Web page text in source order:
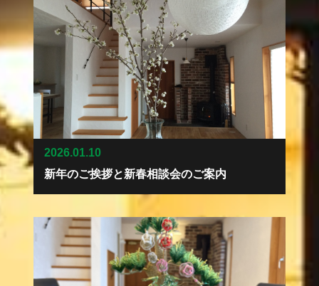
2026.01.10
新年のご挨拶と新春相談会のご案内